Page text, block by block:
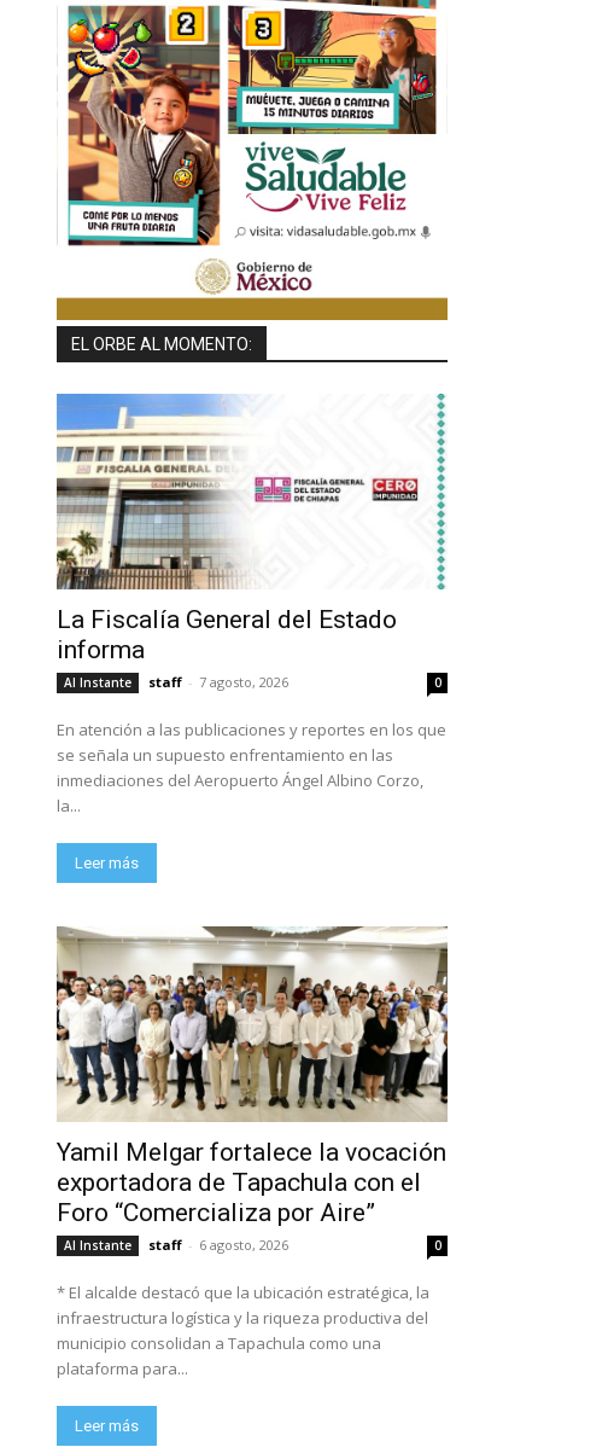
EL ORBE AL MOMENTO:
La Fiscalía General del Estado
informa
Al Instante staff - 7 agosto, 2026 0
En atención a las publicaciones y reportes en los que
se señala un supuesto enfrentamiento en las
inmediaciones del Aeropuerto Ángel Albino Corzo,
la...
Leer más
Yamil Melgar fortalece la vocación
exportadora de Tapachula con el
Foro “Comercializa por Aire”
Al Instante staff - 6 agosto, 2026 0
* El alcalde destacó que la ubicación estratégica, la
infraestructura logística y la riqueza productiva del
municipio consolidan a Tapachula como una
plataforma para...
Leer más